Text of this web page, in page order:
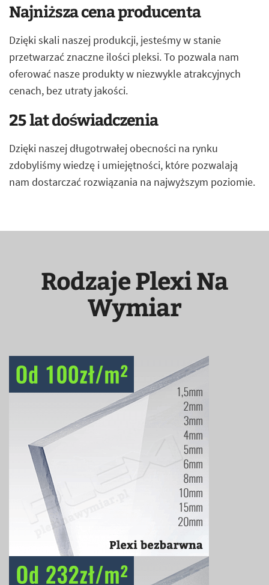
Najniższa cena producenta
Dzięki skali naszej produkcji, jesteśmy w stanie
przetwarzać znaczne ilości pleksi. To pozwala nam
oferować nasze produkty w niezwykle atrakcyjnych
cenach, bez utraty jakości.
25 lat doświadczenia
Dzięki naszej długotrwałej obecności na rynku
zdobyliśmy wiedzę i umiejętności, które pozwalają
nam dostarczać rozwiązania na najwyższym poziomie.
Rodzaje Plexi Na
Wymiar